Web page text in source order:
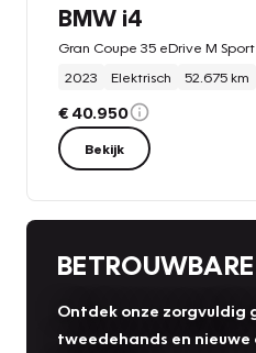
BMW i4
2023
Elektrisch 52.675 km
€ 40.950
Bekijk
Ontdek onze zorgvuldig
tweedehands en